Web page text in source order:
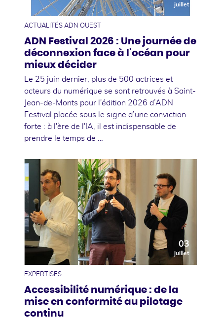
juillet
ACTUALITÉS ADN OUEST
ADN Festival 2026 : Une journée de
déconnexion face à l'océan pour
mieux décider
Le 25 juin dernier, plus de 500 actrices et
acteurs du numérique se sont retrouvés à Saint-
Jean-de-Monts pour l'édition 2026 d’ADN
Festival placée sous le signe d’une conviction
forte : à l'ère de l'IA, il est indispensable de
prendre le temps de …
03
juillet
EXPERTISES
Accessibilité numérique : de la
mise en conformité au pilotage
continu